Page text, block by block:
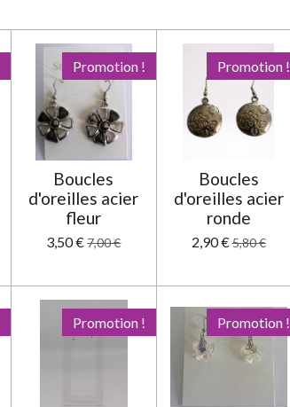
Promotion !
Boucles
d'oreilles acier
fleur
3,50 € 7,00 €
Promotion !
Boucles
d'oreilles acier
ronde
2,90 €5,80 €
Promotion ! Promotion !